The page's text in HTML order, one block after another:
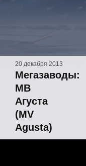
20 декабря 2013
Мегазаводы:
МВ
Агуста
(MV
Agusta)